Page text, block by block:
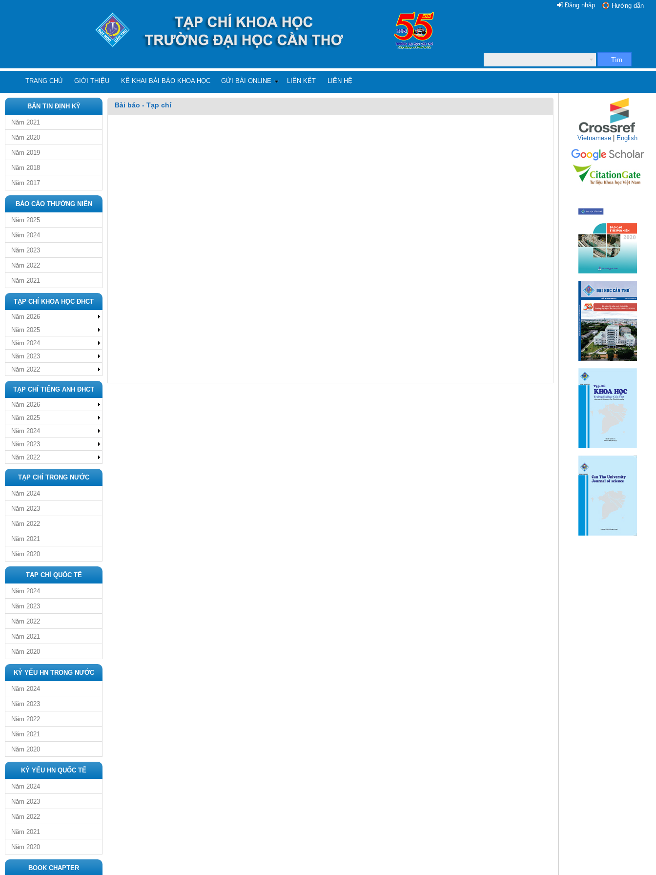
Hướng dẫn
Đăng nhập
Tìm
TRANG CHỦ GIỚI THIỆU KÊ KHAI BÀI BÁO KHOA HỌC GỬI BÀI ONLINE LIÊN KẾT LIÊN HỆ
BẢN TIN ĐỊNH KỲ
Năm 2021
Năm 2020
Năm 2019
Năm 2018
Năm 2017
BÁO CÁO THƯỜNG NIÊN
Năm 2025
Năm 2024
Năm 2023
Năm 2022
Năm 2021
TẠP CHÍ KHOA HỌC ĐHCT
Năm 2026
Năm 2025
Năm 2024
Năm 2023
Năm 2022
TẠP CHÍ TIẾNG ANH ĐHCT
Năm 2026
Năm 2025
Năm 2024
Năm 2023
Năm 2022
TẠP CHÍ TRONG NƯỚC
Năm 2024
Năm 2023
Năm 2022
Năm 2021
Năm 2020
TẠP CHÍ QUỐC TẾ
Năm 2024
Năm 2023
Năm 2022
Năm 2021
Năm 2020
KỶ YẾU HN TRONG NƯỚC
Năm 2024
Năm 2023
Năm 2022
Năm 2021
Năm 2020
KỶ YẾU HN QUỐC TẾ
Năm 2024
Năm 2023
Năm 2022
Năm 2021
Năm 2020
BOOK CHAPTER
Bài báo - Tạp chí
Vietnamese English